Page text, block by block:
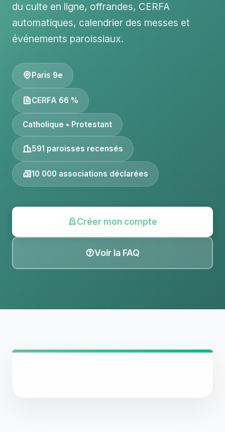
du culte en ligne, offrandes, CERFA
automatiques, calendrier des messes et
événements paroissiaux.
Paris 9e
CERFA 66 %
Catholique • Protestant
591 paroisses recensés
10 000 associations déclarées
Créer mon compte
Voir la FAQ